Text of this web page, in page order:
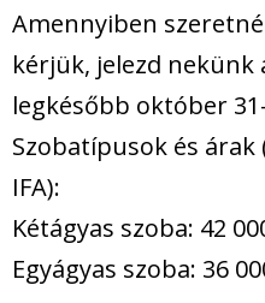
Amennyiben
kérjük, jelezd nekünk
legkésőbb október
Szobatípusok és árak
IFA):
Kétágyas szoba: 42
Egyágyas szoba: 36